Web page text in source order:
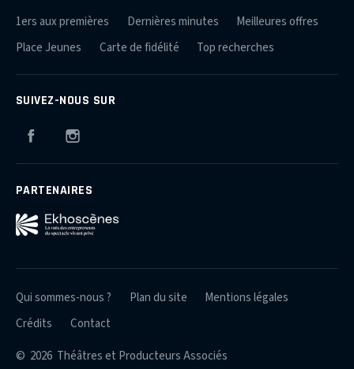
1ers aux premières Dernières minutes
Meilleures offres
Place Jeunes
Carte de fidélité Top recherches
SUIVEZ-NOUS SUR
Facebook
PARTENAIRES
© 2026 Théâtres et Producteurs Associés
Qui sommes-nous ? Plan du site
Mentions légales
Crédits
Contact